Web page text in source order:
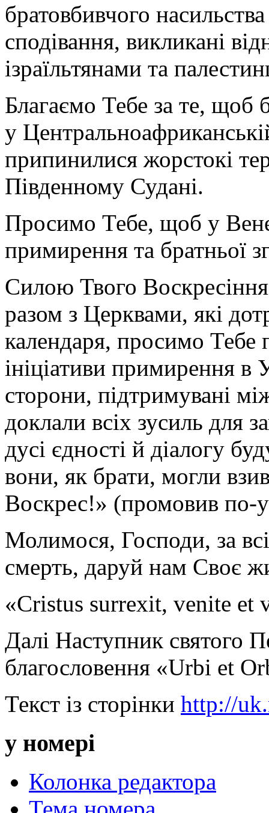
братовбивчого
сподівання, викликані
ізраїльтянами та
Благаємо Тебе за те, щоб
у
припинилися жорстокі
Південному Судані.
Просимо Тебе, щоб у
примирення та братньої
Силою Твого
разом з Церквами, які
календаря, просимо Тебе
ініціативи примирення в
сторони, підтримувані
доклали всіх зусиль для
дусі єдності й діалогу
вони, як брати, могли
Воскрес!» (промовив по-
Молимося, Господи, за
смерть, даруй нам Своє
«Cristus surrexit, venite et
Далі Наступник святого
благословення «Urbi et
Текст із сторінки http://
у номері
Колонка редактора